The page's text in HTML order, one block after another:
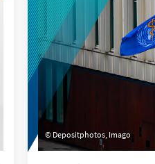
Depositphotos, Imago